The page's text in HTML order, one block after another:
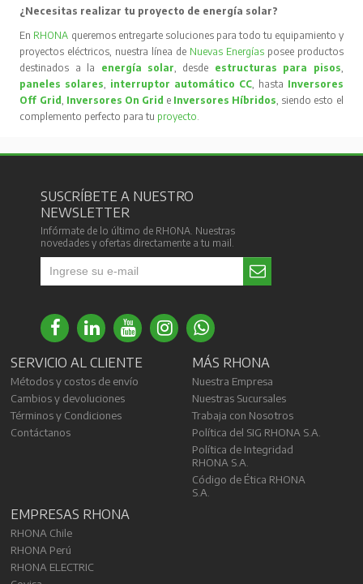
¿Necesitas realizar tu proyecto de energía solar?
En RHONA queremos entregarte soluciones para todo tu equipamiento y
proyectos eléctricos, nuestra línea de Nuevas Energíasposee productos
destinados a la energía solar, desde estructuras para pisos,
paneles solares, interruptor automático CC, hasta Inversores
Off Grid, Inversores On Grid e Inversores Híbridos, siendo esto el
complemento perfecto para tu proyecto.
SUSCRÍBETE A NUESTRO
NEWSLETTER
Infórmate de lo último de RHONA. Nuestras
novedades y ofertas directamente a tu mail.
SERVICIO AL CLIENTE
Métodos y costos de envío
Cambios y devoluciones
Términos y Condiciones
Contáctanos
MÁS RHONA
Nuestra Empresa
Nuestras Sucursales
Trabaja con Nosotros
Política del SIG RHONA S.A.
Política de Integridad
RHONA S.A.
Código de Ética RHONA
S.A.
EMPRESAS RHONA
RHONA Chile
RHONA Perú
RHONA ELECTRIC